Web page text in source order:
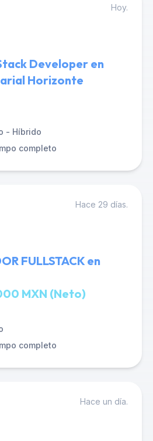
Hoy.
Developer en
Horizonte
- Híbrido
completo
Hace 29 días.
FULLSTACK en
MXN (Neto)
completo
Hace un día.